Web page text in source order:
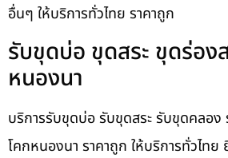
อื่นๆ ให้บริการทั่วไทย ราคาถูก
รับขุดบ่อ ขุดสระ ขุดร่อง
หนองนา
บริการรับขุดบ่อ รับขุดสระ รับขุดคลอ
โคกหนองนา ราคาถูก ให้บริการทั่วไท